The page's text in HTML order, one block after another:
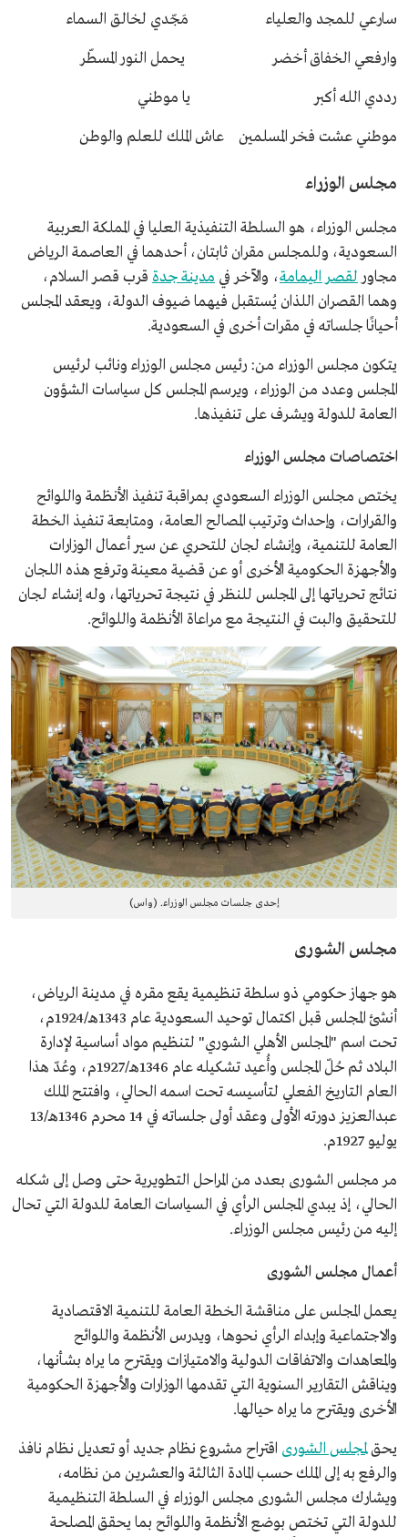
سارعي للمجد والعلياء مَجّدي لخالق السماء
وارفعي الخفاق أخضر يحمل النور المسطّر
رددي الله أكبر يا موطني
موطني عشت فخر المسلمين عاش الملك للعلم والوطن
مجلس الوزراء
مجلس الوزراء، هو السلطة التنفيذية العليا في المملكة العربية
السعودية، وللمجلس مقران ثابتان، أحدهما في العاصمة الرياض
مجاور لقصر اليمامة، والآخر في مدينة جدة قرب قصر السلام،
وهما القصران اللذان يُستقبل فيهما ضيوف الدولة، ويعقد المجلس
أحيانًا جلساته في مقرات أخرى في السعودية.
يتكون مجلس الوزراء من: رئيس مجلس الوزراء ونائب لرئيس
المجلس وعدد من الوزراء، ويرسم المجلس كل سياسات الشؤون
العامة للدولة ويشرف على تنفيذها.
اختصاصات مجلس الوزراء
يختص مجلس الوزراء السعودي بمراقبة تنفيذ الأنظمة واللوائح
والقرارات، وإحداث وترتيب المصالح العامة، ومتابعة تنفيذ الخطة
العامة للتنمية، وإنشاء لجان للتحري عن سير أعمال الوزارات
والأجهزة الحكومية الأخرى أو عن قضية معينة وترفع هذه اللجان
نتائج تحرياتها إلى المجلس للنظر في نتيجة تحرياتها، وله إنشاء لجان
للتحقيق والبت في النتيجة مع مراعاة الأنظمة واللوائح.
إحدى جلسات مجلس الوزراء. (واس)
مجلس الشورى
هو جهاز حكومي ذو سلطة تنظيمية يقع مقره في مدينة الرياض،
أنشئ المجلس قبل اكتمال توحيد السعودية عام 1343هـ/1924م،
تحت اسم "المجلس الأهلي الشوري" لتنظيم مواد أساسية لإدارة
البلاد ثم حُلّ المجلس وأُعيد تشكيله عام 1346هـ/1927م، وعُدّ هذا
العام التاريخ الفعلي لتأسيسه تحت اسمه الحالي، وافتتح الملك
عبدالعزيز دورته الأولى وعقد أولى جلساته في 14 محرم 1346هـ/13
يوليو 1927م.
مر مجلس الشورى بعدد من المراحل التطويرية حتى وصل إلى شكله
الحالي، إذ يبدي المجلس الرأي في السياسات العامة للدولة التي تحال
إليه من رئيس مجلس الوزراء.
أعمال مجلس الشورى
يعمل المجلس على مناقشة الخطة العامة للتنمية الاقتصادية
والاجتماعية وإبداء الرأي نحوها، ويدرس الأنظمة واللوائح
والمعاهدات والاتفاقات الدولية والامتيازات ويقترح ما يراه بشأنها،
ويناقش التقارير السنوية التي تقدمها الوزارات والأجهزة الحكومية
الأخرى ويقترح ما يراه حيالها.
يحقلمجلس الشورى اقتراح مشروع نظام جديد أو تعديل نظام نافذ
والرفع به إلى الملك حسب المادة الثالثة والعشرين من نظامه،
ويشارك مجلس الشورى مجلس الوزراء في السلطة التنظيمية
للدولة التي تختص بوضع الأنظمة واللوائح بما يحقق المصلحة